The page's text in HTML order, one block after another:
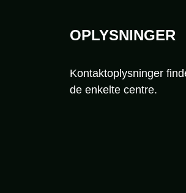
OPLYSNINGER
Kontaktoplysninger
de enkelte centre.